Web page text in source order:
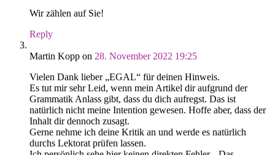
Wir zählen auf Sie!
Reply
Martin Kopp on 28. November 2022 19:25
Vielen Dank lieber „EGAL“ für deinen Hinweis.
Es tut mir sehr Leid, wenn mein Artikel dir aufgrund der
Grammatik Anlass gibt, dass du dich aufregst. Das ist
natürlich nicht meine Intention gewesen. Hoffe aber, dass der
Inhalt dir dennoch zusagt.
Gerne nehme ich deine Kritik an und werde es natürlich
durchs Lektorat prüfen lassen.